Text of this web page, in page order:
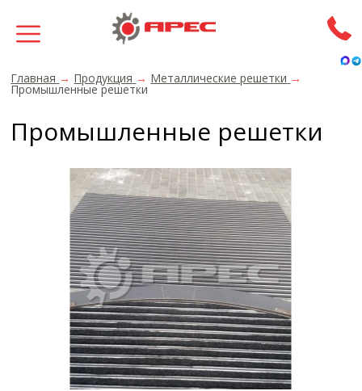
Главная → Продукция → Металлические решетки →
Промышленные решетки
Промышленные решетки